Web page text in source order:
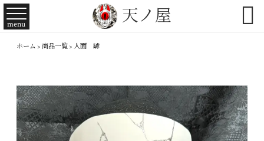
天ノ屋
menu 
ホーム > 商品一覧> 人面 罅